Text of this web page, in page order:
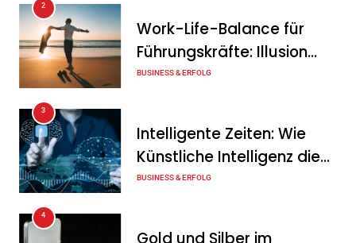
Intersolar-Trend 2026:
Warum Batteriespeicher
zum wichtigsten Baustein
der Energiewende werden
2
Work-Life-Balance für
Führungskräfte: Illusion
oder echte Chance?
BUSINESS & ERFOLG
3
Intelligente Zeiten: Wie
Künstliche Intelligenz die
Geschäftswelt verändert
BUSINESS & ERFOLG
4
Gold und Silber im